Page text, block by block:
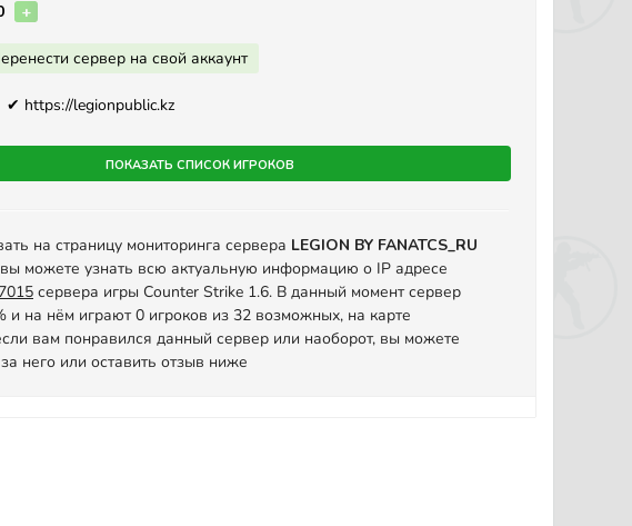
+
сервер на свой аккаунт
✔ https://legionpublic.kz
Показать список игроков
на страницу мониторинга сервера LEGION BY FANATCS_RU
можете узнать всю актуальную информацию о IP адресе
сервера игры Counter Strike 1.6. В данный момент сервер
и на нём играют 0 игроков из 32 возможных, на карте
вам понравился данный сервер или наоборот, вы можете
него или оставить отзыв ниже